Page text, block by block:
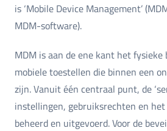
is ‘Mobile Device Management’
MDM-software).
MDM is aan de ene kant het fysieke
mobiele toestellen die binnen een
zijn. Vanuit één centraal punt, de
instellingen, gebruiksrechten en
beheerd en uitgevoerd. Voor de